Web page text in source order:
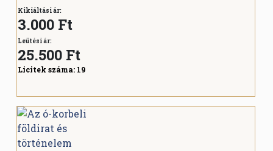
Kikiáltási ár:
3.000 Ft
Leütési ár:
25.500 Ft
Licitek száma: 19